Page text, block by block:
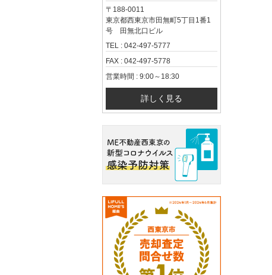
〒188-0011
東京都西東京市田無町5丁目1番1
号 田無北口ビル
TEL : 042-497-5777
FAX : 042-497-5778
営業時間 : 9:00～18:30
詳しく見る